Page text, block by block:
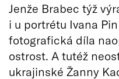
Jenže Brabec týž
i u portrétu Ivana
fotografická díla
ostrost. A tutéž
ukrajinské Žanny